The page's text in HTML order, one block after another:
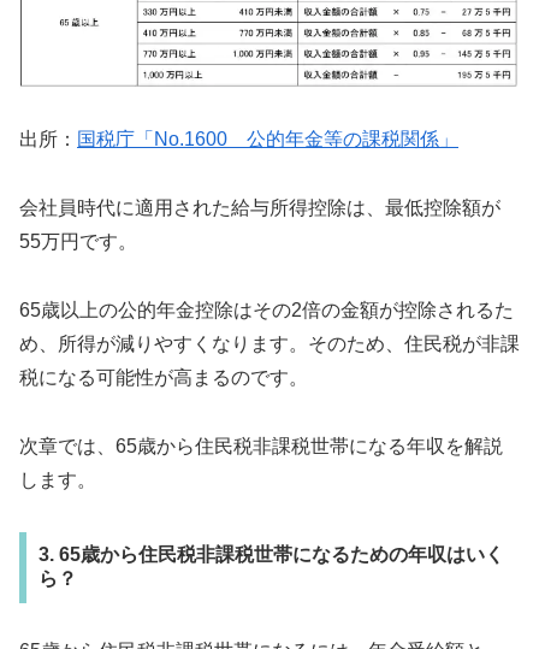
出所： 国税庁「No.1600 公的年金等の課税関係」
会社員時代に適用された給与所得控除は、最低控除額が
55万円です。
65歳以上の公的年金控除はその2倍の金額が控除されるた
め、所得が減りやすくなります。そのため、住民税が非課
税になる可能性が高まるのです。
次章では、65歳から住民税非課税世帯になる年収を解説
します。
3. 65歳から住民税非課税世帯になるための年収はいく
ら？